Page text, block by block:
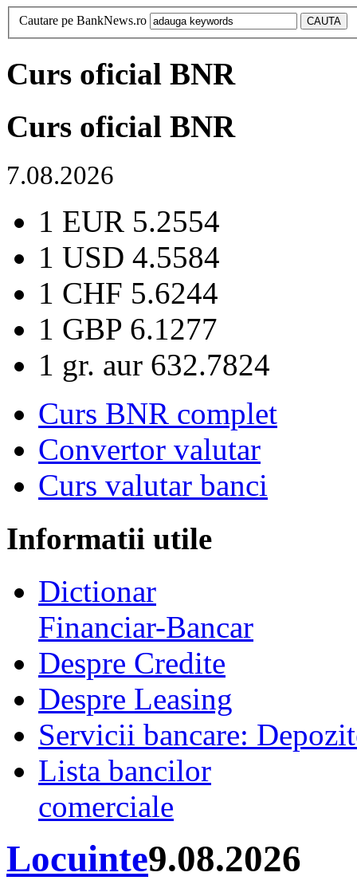
Cautare pe BankNews.ro
Curs oficial BNR
Curs oficial BNR
7.08.2026
1 EUR 5.2554
1 USD 4.5584
1 CHF 5.6244
1 GBP 6.1277
1 gr. aur 632.7824
Curs BNR complet
Convertor valutar
Curs valutar banci
Informatii utile
Dictionar
Financiar-Bancar
Despre Credite
Despre Leasing
Servicii bancare:
Lista bancilor
comerciale
Locuinte9.08.2026